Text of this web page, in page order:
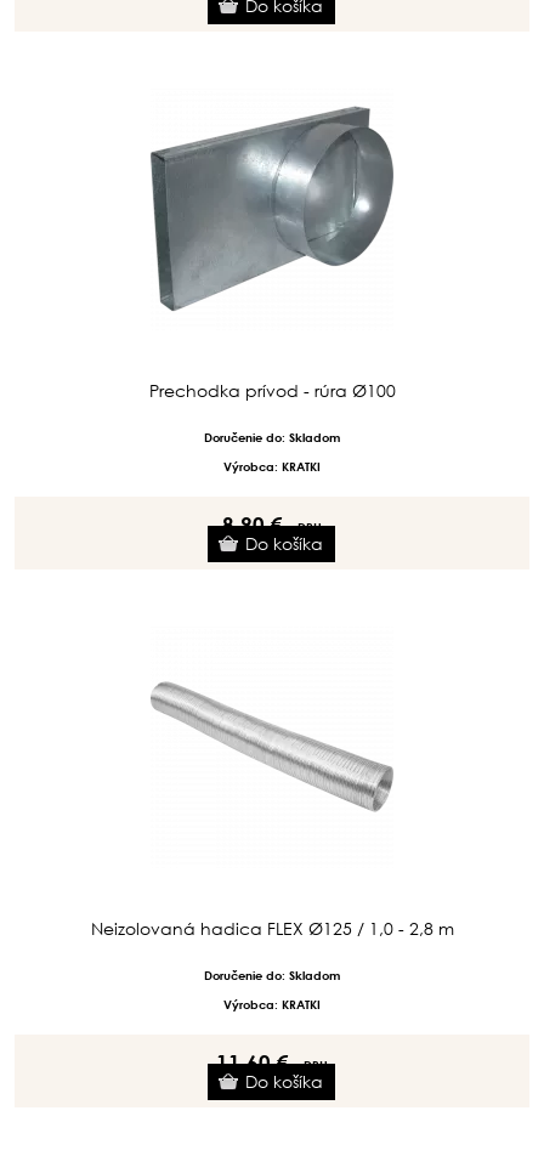
Prechodka prívod - rúra Ø100
Doručenie do: Skladom
Výrobca: KRATKI
8.90 €s DPH
Neizolovaná hadica FLEX Ø125 / 1,0 - 2,8 m
Doručenie do: Skladom
Výrobca: KRATKI
11.60 €s DPH